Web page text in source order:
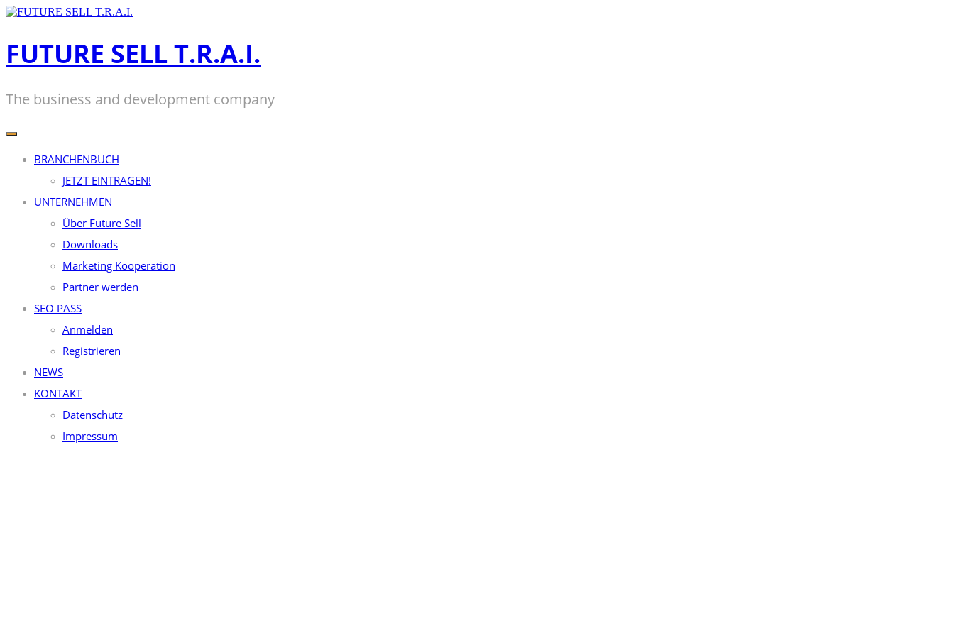
Zum
FUTURE SELL T.R.A.I.
The business and development company
BRANCHENBUCH
JETZT EINTRAGEN!
UNTERNEHMEN
Über Future Sell
Downloads
Marketing Kooperation
Partner werden
SEO PASS
Anmelden
Registrieren
NEWS
KONTAKT
Datenschutz
Impressum